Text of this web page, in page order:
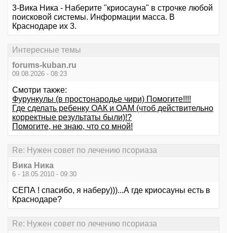
3-Вика Ника - Наберите "криосауна" в строчке любой
поисковой системы. Информации масса. В
Краснодаре их 3.
Интересные темы
forums-kuban.ru
09.08.2026 - 08:23
Смотри также:
Фурункулы (в простонародье чири) Помогите!!!!
Где сделать ребенку ОАК и ОАМ (чтоб действительно
корректные результаты были)!?
Помогите, не знаю, что со мной!
Re: Нужен совет по лечению псориаза
Вика Ника
6 - 18.05.2010 - 09:30
СЕПА ! спасибо, я наберу)))...А где криосауны есть в
Краснодаре?
Re: Нужен совет по лечению псориаза